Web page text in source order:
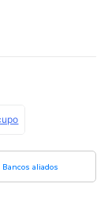
Bancos aliados